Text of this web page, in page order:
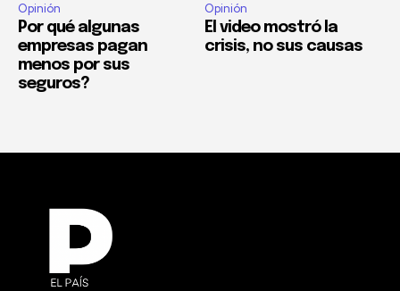
Opinión
Por qué algunas
empresas pagan
menos por sus
seguros?
Opinión
El video mostró la
crisis, no sus causas